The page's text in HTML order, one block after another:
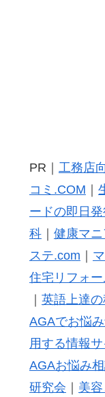
PR｜ 工務店
コミ.COM
ードの即日
科｜ 健康マ
ステ.com
住宅リフォ
英語上達
AGAでお悩
用する情報サ
AGAお悩み
研究会
美